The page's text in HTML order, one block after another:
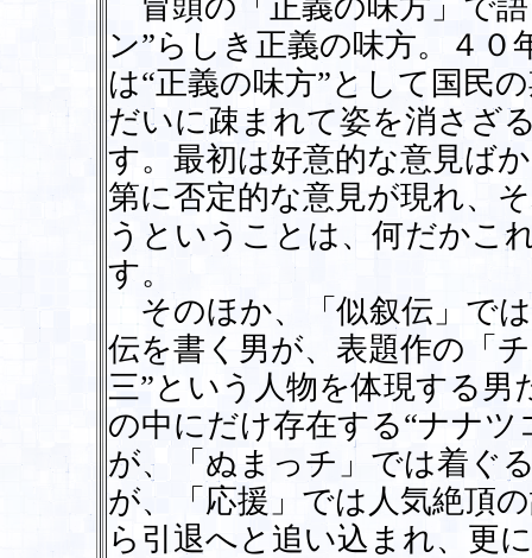
冒頭の「正義の味方」で
ン”らしき正義の味方。４０
は“正義の味方”として国民
だいに疎まれて姿を消さざ
す。最初は好意的な意見ば
第に否定的な意見が現れ、
うということは、何だかこ
す。
そのほか、「似叙伝」で
伝を書く男が、表題作の「
三”という人物を体現する
の中にだけ存在する“ナナ
が、「ぬまっチ」では着ぐ
が、「応援」では人気絶頂
ら引退へと追い込まれ、更